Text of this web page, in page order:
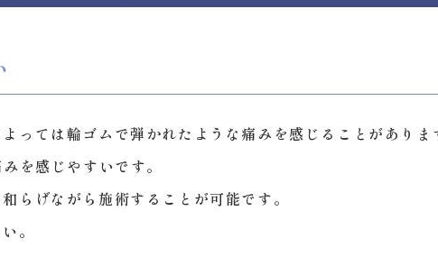
っては輪ゴムで弾かれたような痛みを感じることがありま
を感じやすいです。
らげながら施術することが可能です。
。